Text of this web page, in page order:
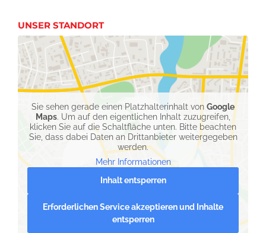
UNSER STANDORT
Sie sehen gerade einen Platzhalterinhalt von Google
Maps. Um auf den eigentlichen Inhalt zuzugreifen,
klicken Sie auf die Schaltfläche unten. Bitte beachten
Sie, dass dabei Daten an Drittanbieter weitergegeben
werden.
Mehr Informationen
Inhalt entsperren
Erforderlichen Service akzeptieren und Inhalte
entsperren